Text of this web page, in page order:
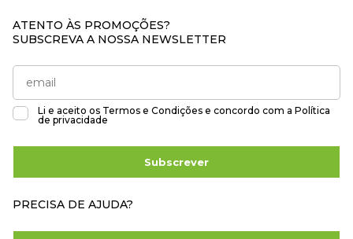
ATENTO ÀS PROMOÇÕES?
SUBSCREVA A NOSSA NEWSLETTER
Li e aceito os Termos e Condições e concordo com a Política
de privacidade
Subscrever
PRECISA DE AJUDA?